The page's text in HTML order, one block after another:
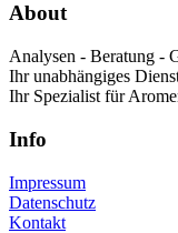
About
Analysen - Beratung -
Ihr unabhängiges
Ihr Spezialist für
Info
Impressum
Datenschutz
Kontakt